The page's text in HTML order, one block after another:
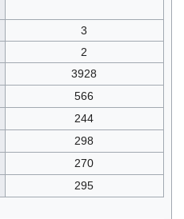
3
2
3928
566
244
298
270
295